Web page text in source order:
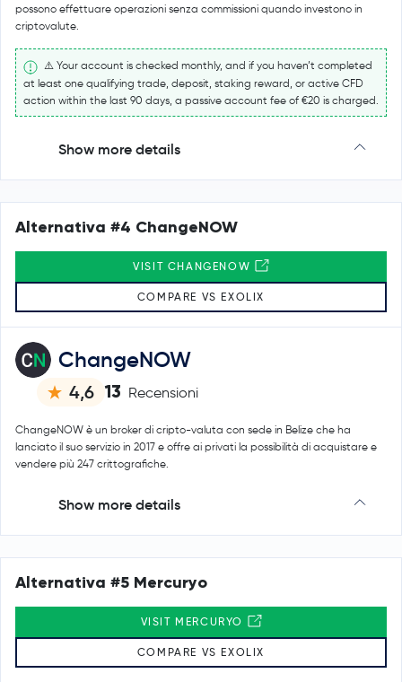
possono effettuare operazioni senza commissioni quando investono in
criptovalute.
⚠️ Your account is checked monthly, and if you haven’t completed
at least one qualifying trade, deposit, staking reward, or active CFD
action within the last 90 days, a passive account fee of €20 is charged.
Show more details
ChangeNOW
4,6 13 Recensioni
ChangeNOW è un broker di cripto-valuta con sede in Belize che ha
lanciato il suo servizio in 2017 e offre ai privati la possibilità di acquistare e
vendere più 247 crittografiche.
Show more details
Alternativa #4 ChangeNOW
VISIT CHANGENOW
COMPARE VS EXOLIX
Alternativa #5 Mercuryo
VISIT MERCURYO
COMPARE VS EXOLIX